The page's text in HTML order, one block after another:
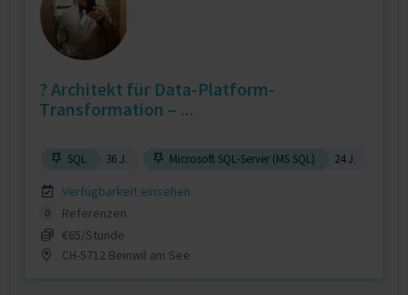
? Architekt für Data-Platform-
Transformation – ...
SQL 36 J. Microsoft SQL-Server (MS SQL) 24 J.
Verfügbarkeit einsehen
0
Referenzen
€65/Stunde
CH-5712 Beinwil am See